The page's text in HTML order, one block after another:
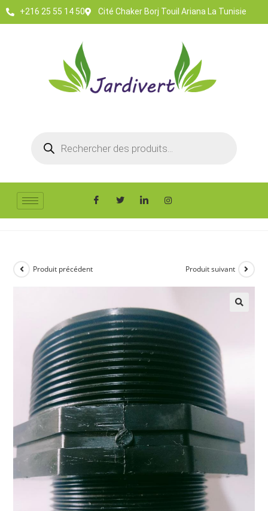
+216 25 55 14 50 Cité Chaker Borj Touil Ariana La Tunisie
Produit précédent Produit suivant